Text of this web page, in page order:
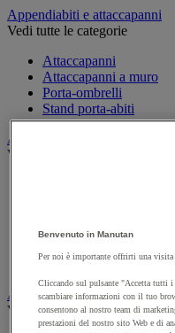
Appendiabiti e attaccapanni
Vedi tutte le categorie
Attaccapanni
Attaccapanni a muro
Porta-ombrelli
Stand porta-abiti
Armadio e archiviazione
Vedi tutte le categorie
Armadio per ufficio
Libreria
Audiovisivi
Vedi tutte le categorie
Benvenuto in Manutan
Per noi è importante offrirti una visita
Cliccando sul pulsante "Accetta tutti
scambiare informazioni con il tuo
consentono al nostro team di
prestazioni del nostro sito Web e di